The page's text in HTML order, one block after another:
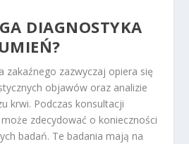
DIAGNOSTYKA
zakaźnego zazwyczaj opiera się
objawów oraz analizie
krwi. Podczas konsultacji
zdecydować o konieczności
badań. Te badania mają na